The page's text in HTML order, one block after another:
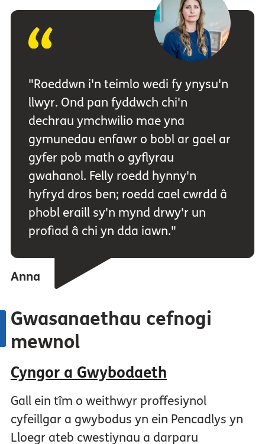
"Roeddwn i'n teimlo wedi fy ynysu'n
llwyr. Ond pan fyddwch chi'n
dechrau ymchwilio mae yna
gymunedau enfawr o bobl ar gael ar
gyfer pob math o gyflyrau
gwahanol. Felly roedd hynny'n
hyfryd dros ben; roedd cael cwrdd â
phobl eraill sy'n mynd drwy'r un
profiad â chi yn dda iawn."
Anna
Gwasanaethau cefnogi
mewnol
Cyngor a Gwybodaeth
Gall ein tîm o weithwyr proffesiynol
cyfeillgar a gwybodus yn ein Pencadlys yn
Lloegr ateb cwestiynau a darparu